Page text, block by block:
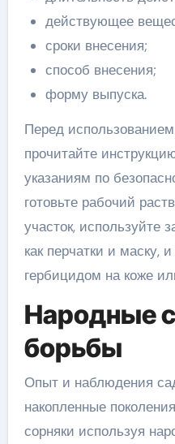
действующее
сроки внесения;
способ внесения;
форму выпуска.
Перед
прочитайте
указаниям по
готовьте рабочий
участок, используйте
как перчатки и маску,
гербицидом на коже
Народные
борьбы
Опыт и наблюдения
накопленные
сорняки используя